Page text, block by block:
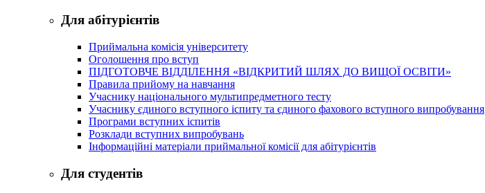
Для абітурієнтів
Приймальна комісія університету
Оголошення про вступ
ПІДГОТОВЧЕ ВІДДІЛЕННЯ «ВІДКРИТИЙ ШЛЯХ ДО ВИЩОЇ ОСВІТИ»
Правила прийому на навчання
Учаснику національного мультипредметного тесту
Учаснику єдиного вступного іспиту та єдиного фахового вступного випробування
Програми вступних іспитів
Розклади вступних випробувань
Інформаційні матеріали приймальної комісії для абітурієнтів
Для студентів